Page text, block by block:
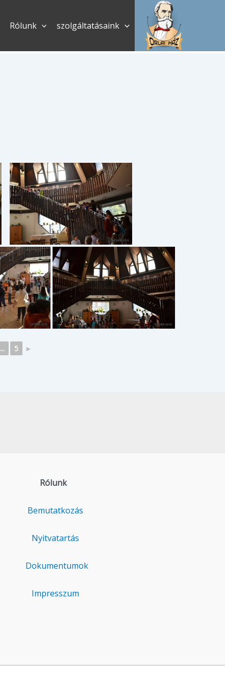
Rólunk szolgáltatásaink
... 5 ►
Rólunk
Bemutatkozás
Nyitvatartás
Dokumentumok
Impresszum